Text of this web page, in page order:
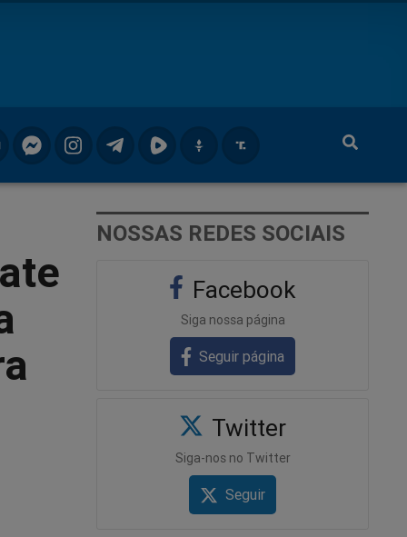
NOSSAS REDES SOCIAIS
Facebook
Siga nossa página
Seguir página
Twitter
Siga-nos no Twitter
Seguir